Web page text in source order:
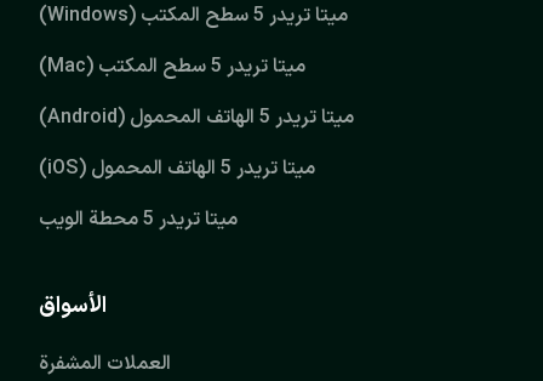
ميتا تريدر 5 سطح المكتب (Windows)
ميتا تريدر 5 سطح المكتب (Mac)
ميتا تريدر 5 الهاتف المحمول (Android)
ميتا تريدر 5 الهاتف المحمول (iOS)
ميتا تريدر 5 محطة الويب
الأسواق
العملات المشفرة